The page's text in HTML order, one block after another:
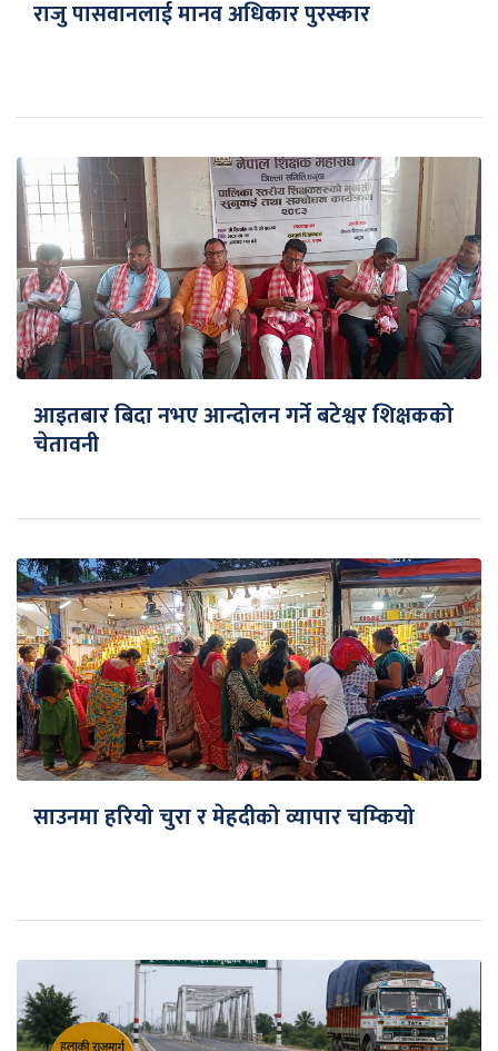
राजु पासवानलाई मानव अधिकार पुरस्कार
आइतबार बिदा नभए आन्दोलन गर्ने बटेश्वर शिक्षकको
चेतावनी
साउनमा हरियो चुरा र मेहदीको व्यापार चम्कियो